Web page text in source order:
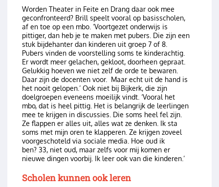
Worden Theater in Feite en Drang daar ook mee
geconfronteerd? Brill speelt vooral op basisscholen,
af en toe op een mbo. ‘Voortgezet onderwijs is
pittiger, dan heb je te maken met pubers. Die zijn een
stuk bijdehanter dan kinderen uit groep 7 of 8.
Pubers vinden de voorstelling soms te kinderachtig.
Er wordt meer gelachen, gekloot, doorheen gepraat.
Gelukkig hoeven we niet zelf de orde te bewaren.
Daar zijn de docenten voor. Maar echt uit de hand is
het nooit gelopen.’ Ook niet bij Bijkerk, die zijn
doelgroepen eveneens moeilijk vindt. ‘Vooral het
mbo, dat is heel pittig. Het is belangrijk de leerlingen
mee te krijgen in discussies. Die soms heel fel zijn.
Ze flappen er alles uit, alles wat ze denken. Ik sta
soms met mijn oren te klapperen. Ze krijgen zoveel
voorgeschoteld via sociale media. Hoe oud ik
ben? 33, niet oud, maar zelfs voor mij komen er
nieuwe dingen voorbij. Ik leer ook van die kinderen.’
Scholen kunnen ook leren